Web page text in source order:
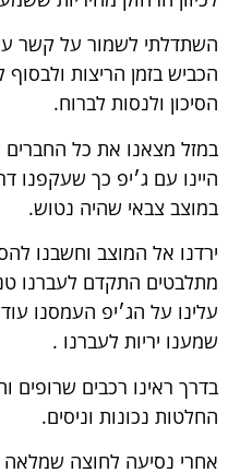
השתדלתי לשמור על קשר
הכביש בזמן הריצות
הסיכון ולנסות לברוח.
במזל מצאנו את כל החברים
היינו עם ג׳יפ כך שעקפנו
במוצב צבאי שהיה נטוש.
ירדנו אל המוצב וחשבנו
מתלבטים התקדם לעברנו
עלינו על הג׳יפ העמסנו
שמענו יריות לעברנו .
בדרך ראינו רכבים שרופים
החלטות נכונות וניסים.
אחרי נסיעה לחוצה שמלאה